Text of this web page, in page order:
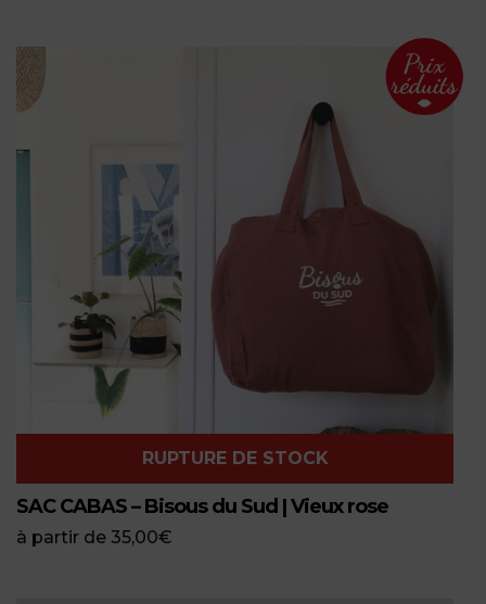
RUPTURE DE STOCK
SAC CABAS – Bisous du Sud | Vieux rose
à partir de 35,00€